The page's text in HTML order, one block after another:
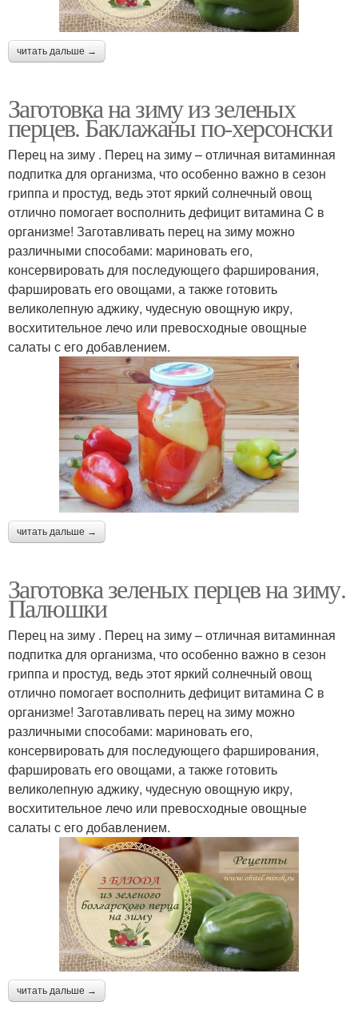
читать дальше →
Заготовка на зиму из зеленых
перцев. Баклажаны по-херсонски
Перец на зиму . Перец на зиму – отличная витаминная
подпитка для организма, что особенно важно в сезон
гриппа и простуд, ведь этот яркий солнечный овощ
отлично помогает восполнить дефицит витамина C в
организме! Заготавливать перец на зиму можно
различными способами: мариновать его,
консервировать для последующего фарширования,
фаршировать его овощами, а также готовить
великолепную аджику, чудесную овощную икру,
восхитительное лечо или превосходные овощные
салаты с его добавлением.
читать дальше →
Заготовка зеленых перцев на зиму.
Палюшки
Перец на зиму . Перец на зиму – отличная витаминная
подпитка для организма, что особенно важно в сезон
гриппа и простуд, ведь этот яркий солнечный овощ
отлично помогает восполнить дефицит витамина C в
организме! Заготавливать перец на зиму можно
различными способами: мариновать его,
консервировать для последующего фарширования,
фаршировать его овощами, а также готовить
великолепную аджику, чудесную овощную икру,
восхитительное лечо или превосходные овощные
салаты с его добавлением.
читать дальше →